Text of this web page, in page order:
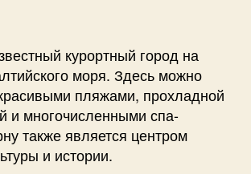
курортный город на
моря. Здесь можно
пляжами, прохладной
и многочисленными спа-
также является центром
и истории.